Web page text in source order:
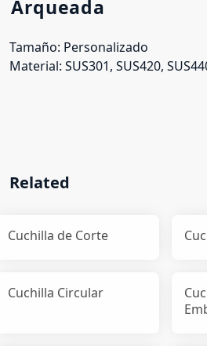
Arqueada
Tamaño: Personalizado
Material: SUS301, SUS420,
Related
Cuchilla de Corte
Cuchilla Circular